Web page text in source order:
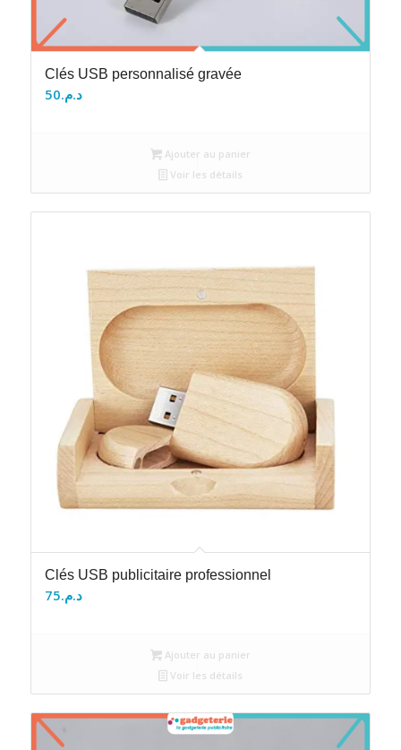
Clés USB personnalisé gravée
د.م.50
Ajouter au panier
Voir les détails
Clés USB publicitaire professionnel
د.م.75
Ajouter au panier
Voir les détails